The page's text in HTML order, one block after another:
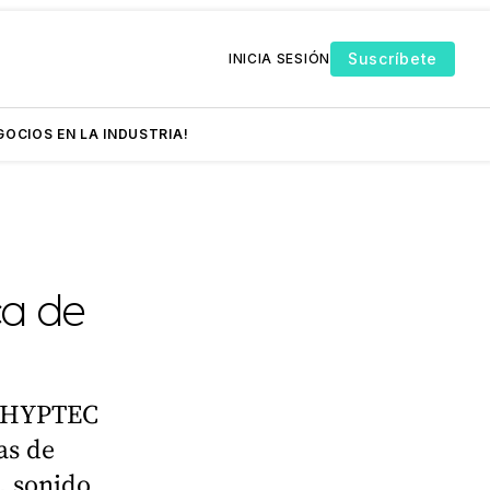
INICIA SESIÓN Suscríbete
EN LA INDUSTRIA!
de
de